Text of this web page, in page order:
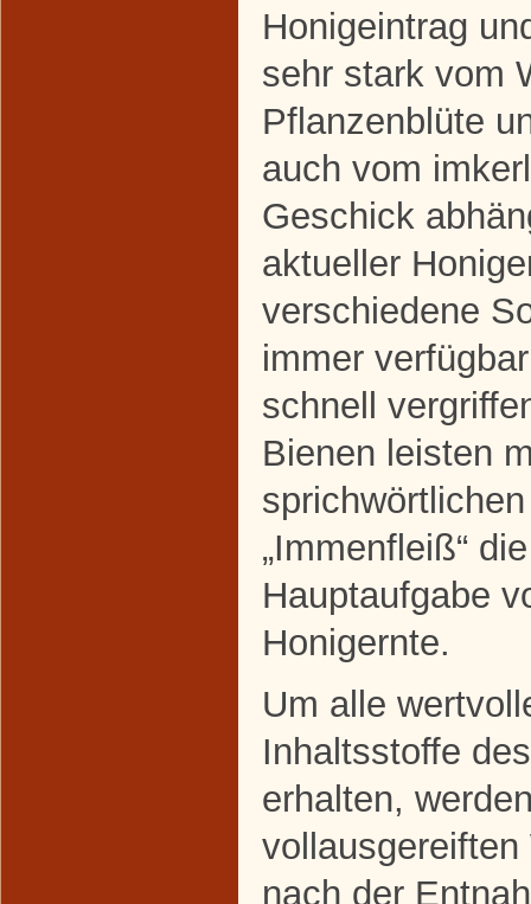
Honigeintrag
sehr stark vom
Pflanzenblüte
auch vom
Geschick
aktueller
verschiedene
immer
schnell
Bienen leisten
sprichwörtlichen
„Immenfleiß“ die
Hauptaufgabe
Honigernte.
Um alle
Inhaltsstoffe
erhalten,
vollausgereiften
nach der